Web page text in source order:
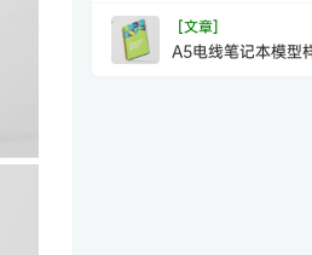
[文章]
A5电线笔记本模型